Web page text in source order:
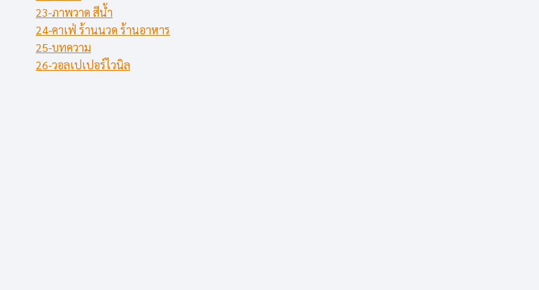
23-ภาพวาด สีน้ำ
24-คาเฟ่ ร้านนวด ร้านอาหาร
25-บทความ
26-วอลเปเปอร์ไวนิล